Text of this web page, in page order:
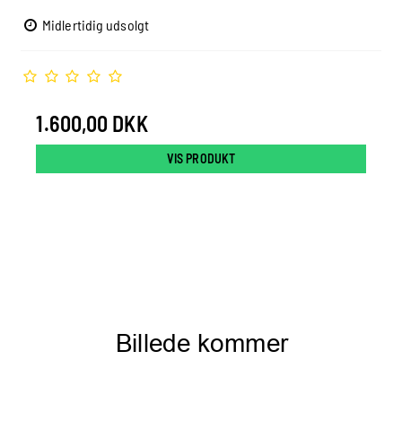
Midlertidig udsolgt
1.600,00 DKK
VIS PRODUKT